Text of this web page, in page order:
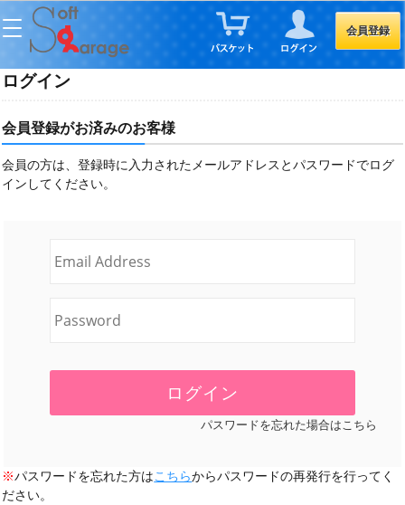
会員登録
ログイン
会員登録がお済みのお客様
会員の方は、登録時に入力されたメールアドレスとパスワードでログ
インしてください。
パスワードを忘れた場合はこちら
※パスワードを忘れた方はこちらからパスワードの再発行を行ってく
ださい。